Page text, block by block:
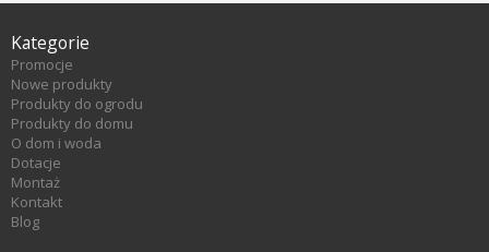
Kategorie
Promocje
Nowe produkty
Produkty do ogrodu
Produkty do domu
O dom i woda
Dotacje
Montaż
Kontakt
Blog